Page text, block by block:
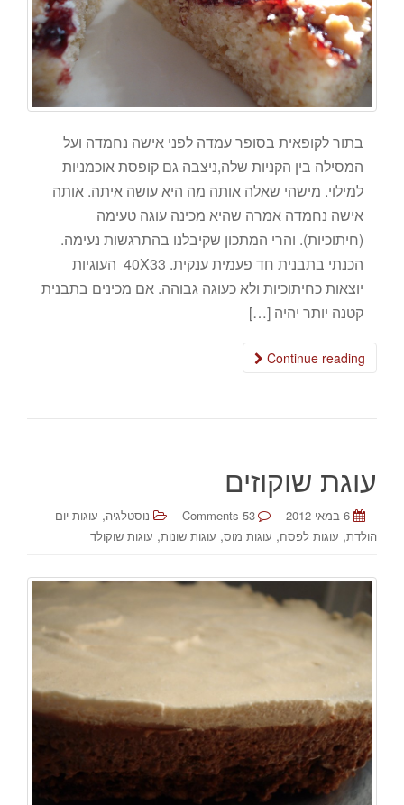
בתור לקופאית בסופר עמדה לפני אישה נחמדה ועל
המסילה בין הקניות שלה,ניצבה גם קופסת אוכמניות
למילוי. מישהי שאלה אותה מה היא עושה איתה. אותה
אישה נחמדה אמרה שהיא מכינה עוגה טעימה
(חיתוכיות). והרי המתכון שקיבלנו בהתרגשות נעימה.
הכנתי בתבנית חד פעמית ענקית. 40X33 העוגיות
יוצאות כחיתוכיות ולא כעוגה גבוהה. אם מכינים בתבנית
קטנה יותר יהיה […]
Continue reading
עוגת שוקוזים
6 במאי 2012 53 Comments נוסטלגיה, עוגות יום
הולדת, עוגות לפסח, עוגות מוס, עוגות שונות, עוגות שוקולד